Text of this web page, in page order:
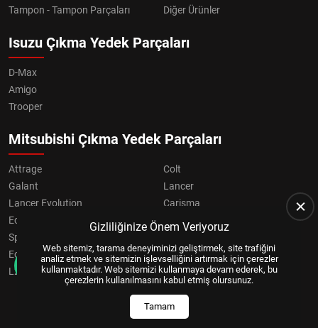
Tampon - Tampon Parçaları
Diğer Ürünler
Isuzu Çıkma Yedek Parçaları
D-Max
Amigo
Trooper
Mitsubishi Çıkma Yedek Parçaları
Attrage
Colt
Galant
Lancer
Lancer Evolution
Carisma
Eclipse
Grandis
Space Star
Eclipse Cross
OUTLANDER
L200
Pajero
Gizliliğinize Önem Veriyoruz
Web sitemiz, tarama deneyiminizi geliştirmek, site trafiğini
analiz etmek ve sitemizin işlevselliğini artırmak için çerezler
kullanmaktadır. Web sitemizi kullanmaya devam ederek, bu
çerezlerin kullanılmasını kabul etmiş olursunuz.
Tamam